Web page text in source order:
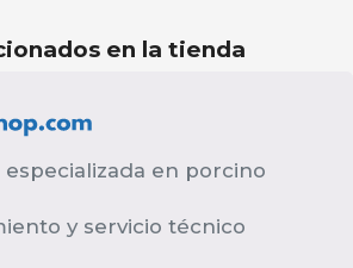
en la tienda
especializada en porcino
y servicio técnico